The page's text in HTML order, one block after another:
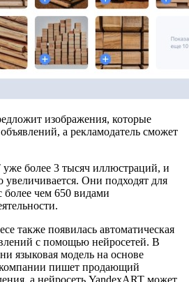
изображения, которые
а рекламодатель сможет
более 3 тысяч иллюстраций, и
увеличивается. Они подходят для
более чем 650 видами
также появилась автоматическая
с помощью нейросетей. В
языковая модель на основе
пишет продающий
а нейросеть YandexART может